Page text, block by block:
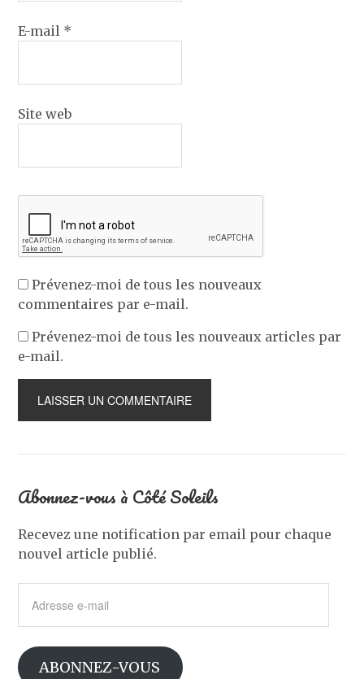
E-mail *
Site web
Prévenez-moi de tous les nouveaux
commentaires par e-mail.
Prévenez-moi de tous les nouveaux articles par
e-mail.
Abonnez-vous à Côté Soleils
Recevez une notification par email pour chaque
nouvel article publié.
mail
ABONNEZ-VOUS